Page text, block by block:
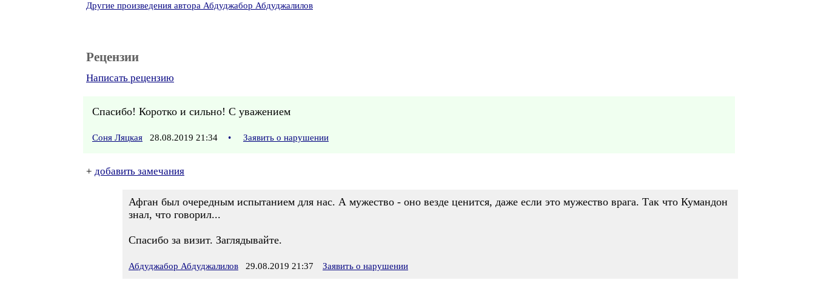
Другие произведения автора Абдуджабор Абдуджалилов
Рецензии
Написать рецензию
Спасибо! Коротко и сильно! С уважением
Соня Ляцкая 28.08.2019 21:34 • Заявить о нарушении
+ добавить замечания
Афган был очередным испытанием для нас. А мужество - оно везде ценится, даже если это мужество врага. Так что Кумандон
знал, что говорил...
Спасибо за визит. Заглядывайте.
Абдуджабор Абдуджалилов 29.08.2019 21:37 Заявить о нарушении